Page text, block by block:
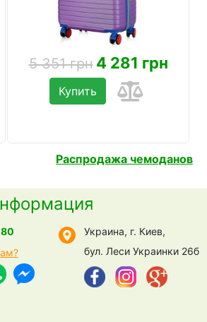
5 351 грн 4 281 грн
Купить
Распродажа чемоданов
Украина, г. Киев,
бул. Леси Украинки 26б